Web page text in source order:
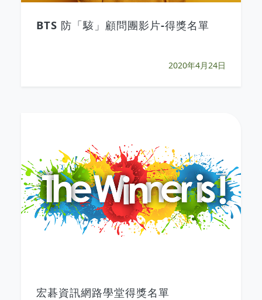
BTS 防「駭」顧問團影片-得獎名單
2020年4月24日
宏碁資訊網路學堂得獎名單